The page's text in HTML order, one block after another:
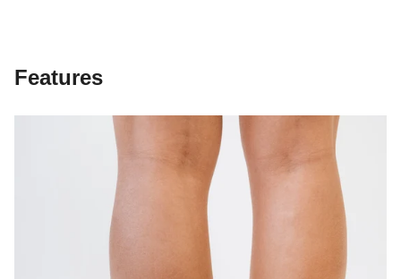
Features